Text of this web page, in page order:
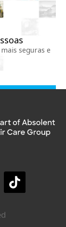
seguras e